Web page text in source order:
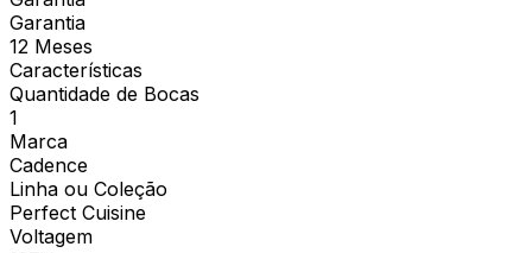
Garantia
12 Meses
Características
Quantidade de Bocas
1
Marca
Cadence
Linha ou Coleção
Perfect Cuisine
Voltagem